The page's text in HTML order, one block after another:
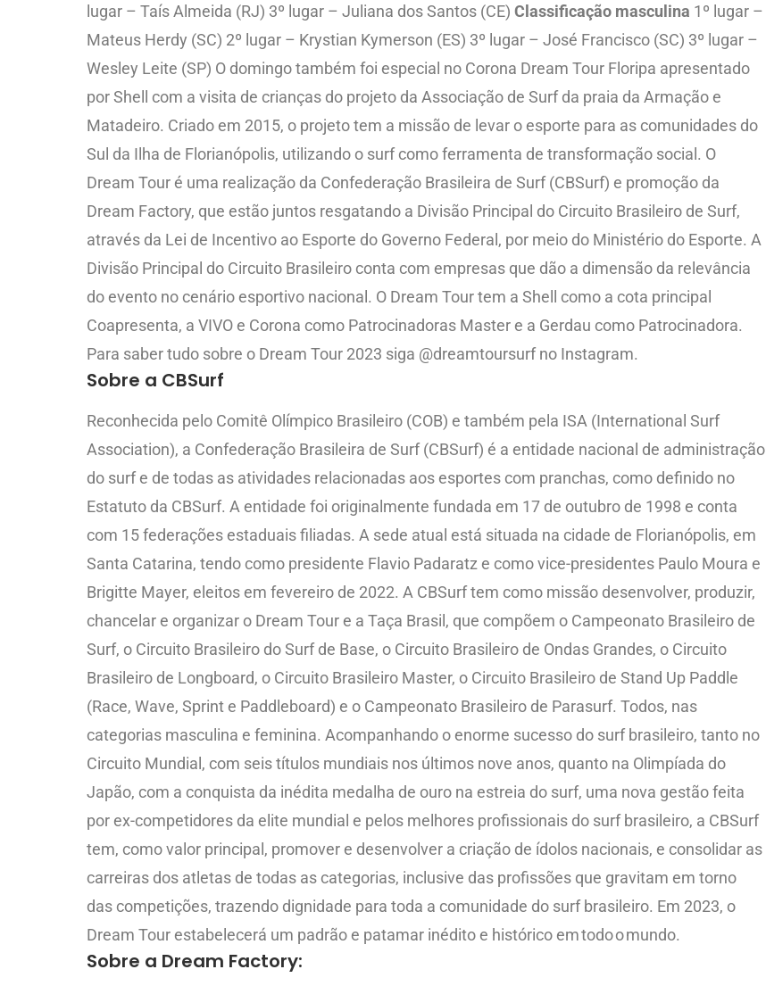
lugar – Taís Almeida (RJ) 3º lugar – Juliana dos Santos (CE) Classificação masculina 1º lugar –
Mateus Herdy (SC) 2º lugar – Krystian Kymerson (ES) 3º lugar – José Francisco (SC) 3º lugar –
Wesley Leite (SP) O domingo também foi especial no Corona Dream Tour Floripa apresentado
por Shell com a visita de crianças do projeto da Associação de Surf da praia da Armação e
Matadeiro. Criado em 2015, o projeto tem a missão de levar o esporte para as comunidades do
Sul da Ilha de Florianópolis, utilizando o surf como ferramenta de transformação social. O
Dream Tour é uma realização da Confederação Brasileira de Surf (CBSurf) e promoção da
Dream Factory, que estão juntos resgatando a Divisão Principal do Circuito Brasileiro de Surf,
através da Lei de Incentivo ao Esporte do Governo Federal, por meio do Ministério do Esporte. A
Divisão Principal do Circuito Brasileiro conta com empresas que dão a dimensão da relevância
do evento no cenário esportivo nacional. O Dream Tour tem a Shell como a cota principal
Coapresenta, a VIVO e Corona como Patrocinadoras Master e a Gerdau como Patrocinadora.
Para saber tudo sobre o Dream Tour 2023 siga @dreamtoursurf no Instagram.
Sobre a CBSurf
Reconhecida pelo Comitê Olímpico Brasileiro (COB) e também pela ISA (International Surf
Association), a Confederação Brasileira de Surf (CBSurf) é a entidade nacional de administração
do surf e de todas as atividades relacionadas aos esportes com pranchas, como definido no
Estatuto da CBSurf. A entidade foi originalmente fundada em 17 de outubro de 1998 e conta
com 15 federações estaduais filiadas. A sede atual está situada na cidade de Florianópolis, em
Santa Catarina, tendo como presidente Flavio Padaratz e como vice-presidentes Paulo Moura e
Brigitte Mayer, eleitos em fevereiro de 2022. A CBSurf tem como missão desenvolver, produzir,
chancelar e organizar o Dream Tour e a Taça Brasil, que compõem o Campeonato Brasileiro de
Surf, o Circuito Brasileiro do Surf de Base, o Circuito Brasileiro de Ondas Grandes, o Circuito
Brasileiro de Longboard, o Circuito Brasileiro Master, o Circuito Brasileiro de Stand Up Paddle
(Race, Wave, Sprint e Paddleboard) e o Campeonato Brasileiro de Parasurf. Todos, nas
categorias masculina e feminina. Acompanhando o enorme sucesso do surf brasileiro, tanto no
Circuito Mundial, com seis títulos mundiais nos últimos nove anos, quanto na Olimpíada do
Japão, com a conquista da inédita medalha de ouro na estreia do surf, uma nova gestão feita
por ex-competidores da elite mundial e pelos melhores profissionais do surf brasileiro, a CBSurf
tem, como valor principal, promover e desenvolver a criação de ídolos nacionais, e consolidar as
carreiras dos atletas de todas as categorias, inclusive das profissões que gravitam em torno
das competições, trazendo dignidade para toda a comunidade do surf brasileiro. Em 2023, o
Dream Tour estabelecerá um padrão e patamar inédito e histórico em todo o mundo.
Sobre a Dream Factory: